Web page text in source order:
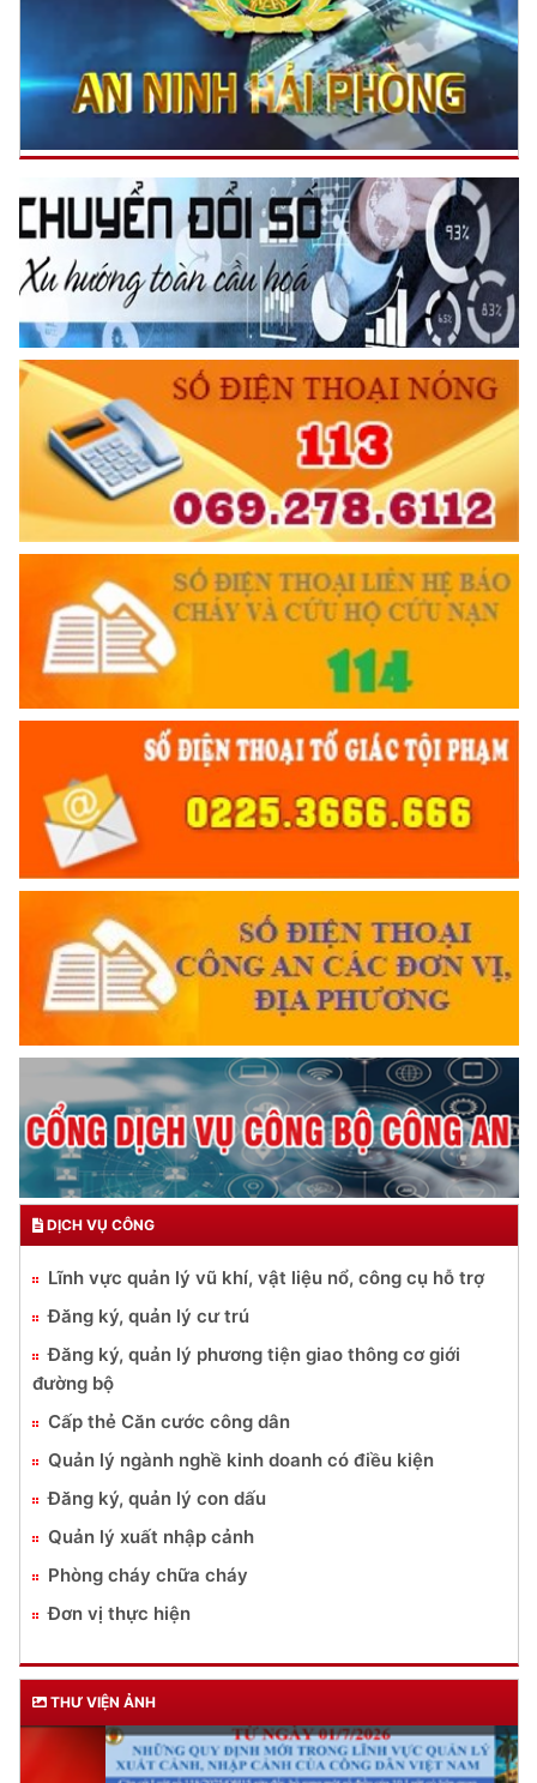
DỊCH VỤ CÔNG
Lĩnh vực quản lý vũ khí, vật liệu nổ, công cụ hỗ trợ
Đăng ký, quản lý cư trú
Đăng ký, quản lý phương tiện giao thông cơ giới
đường bộ
Cấp thẻ Căn cước công dân
Quản lý ngành nghề kinh doanh có điều kiện
Đăng ký, quản lý con dấu
Quản lý xuất nhập cảnh
Phòng cháy chữa cháy
Đơn vị thực hiện
THƯ VIỆN ẢNH